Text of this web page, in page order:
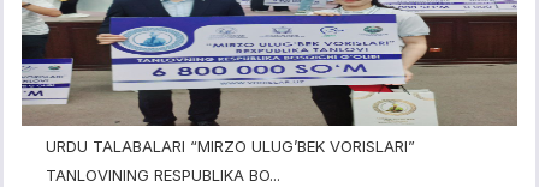
URDU TALABALARI “MIRZO ULUG’BEK VORISLARI”
TANLOVINING RESPUBLIKA BO...